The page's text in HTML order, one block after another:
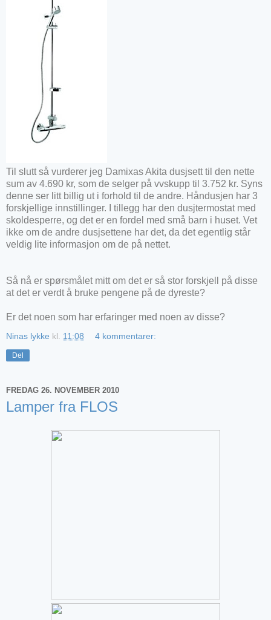
Til slutt så vurderer jeg Damixas Akita dusjsett til den nette
sum av 4.690 kr, som de selger på vvskupp til 3.752 kr. Syns
denne ser litt billig ut i forhold til de andre. Håndusjen har 3
forskjellige innstillinger. I tillegg har den dusjtermostat med
skoldesperre, og det er en fordel med små barn i huset. Vet
ikke om de andre dusjsettene har det, da det egentlig står
veldig lite informasjon om de på nettet.
Så nå er spørsmålet mitt om det er så stor forskjell på disse
at det er verdt å bruke pengene på de dyreste?
Er det noen som har erfaringer med noen av disse?
Ninas lykke kl. 11:08 4 kommentarer:
Del
FREDAG 26. NOVEMBER 2010
Lamper fra FLOS